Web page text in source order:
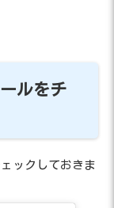
ルをチ
ックしておきま